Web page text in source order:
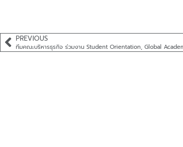
PREVIOUS